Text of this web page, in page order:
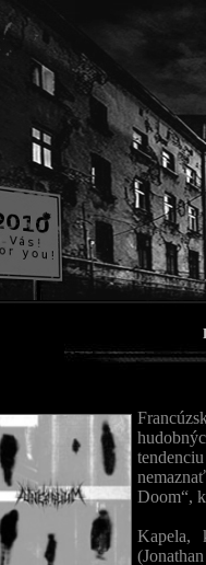
Doom“,
Kapela,